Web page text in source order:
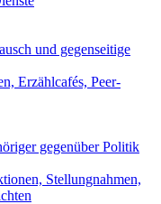
und gegenseitige
Erzählcafés, Peer-
gegenüber Politik
Stellungnahmen,